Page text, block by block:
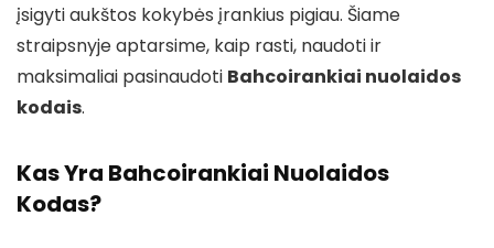
įsigyti aukštos kokybės įrankius pigiau. Šiame
straipsnyje aptarsime, kaip rasti, naudoti ir
maksimaliai pasinaudoti Bahcoirankiai nuolaidos
kodais.
Kas Yra Bahcoirankiai Nuolaidos
Kodas?